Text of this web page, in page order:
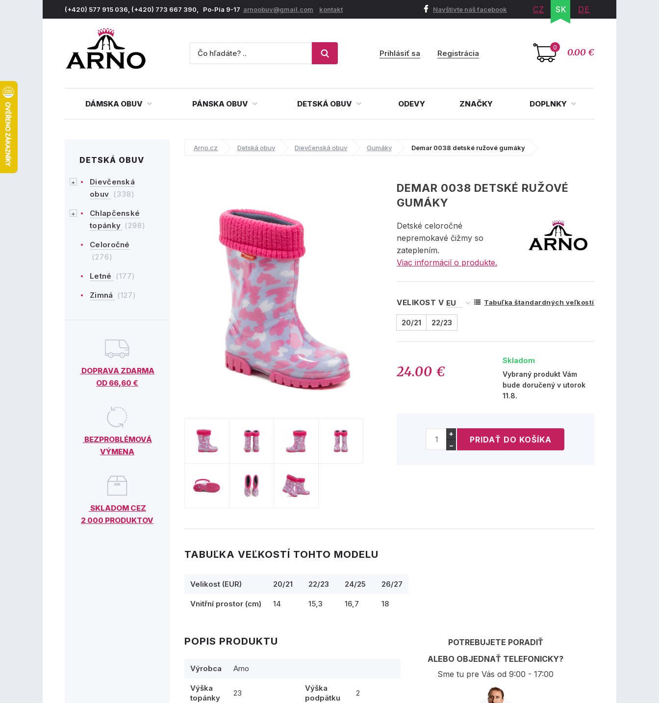
(+420) 577 915 036, (+420) 773 667 390, Po-Pia 9-17 arnoobuv@gmail.com kontakt Navštívte náš facebook CZ SK DE
0 0.00 €
Prihlásiť sa Registrácia
DÁMSKA OBUV PÁNSKA OBUV DETSKÁ OBUV ODEVY ZNAČKY DOPLNKY
DETSKÁ OBUV
Dievčenská
obuv (338)
Chlapčenské
topánky (298)
Celoročné
(276)
Letné (177)
Zimná (127)
DOPRAVA ZDARMA
OD 66,60 €
BEZPROBLÉMOVÁ
VÝMENA
SKLADOM CEZ
2 000 PRODUKTOV
Arno.cz Detská obuv Dievčenská obuv Gumáky Demar 0038 detské ružové gumáky
DEMAR 0038 DETSKÉ RUŽOVÉ
GUMÁKY
Detské celoročné
nepremokavé čižmy so
zateplením.
Viac informácií o produkte.
VELIKOST V Tabuľka štandardných veľkostí
20/21 22/23
24.00 €
Skladom
Vybraný produkt Vám
bude doručený v utorok
11.8.
+
−
TABUĽKA VEĽKOSTÍ TOHTO MODELU
Velikost (EUR) 20/21 22/23 24/25 26/27
Vnitřní prostor (cm) 14 15,3 16,7 18
POPIS PRODUKTU
Výrobca Arno
Výška
topánky
23
Výška
podpätku
2
POTREBUJETE PORADIŤ
ALEBO OBJEDNAŤ TELEFONICKY?
Sme tu pre Vás od 9:00 - 17:00